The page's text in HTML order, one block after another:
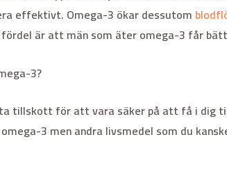
effektivt. Omega-3 ökar dessutom
fördel är att män som äter omega-3 får
3?
tillskott för att vara säker på att få i dig
3 men andra livsmedel som du